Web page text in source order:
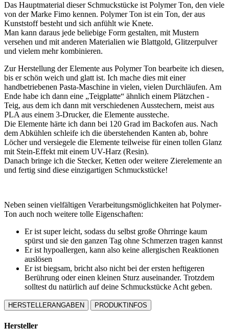
Das Hauptmaterial dieser Schmuckstücke ist Polymer Ton, den viele
von der Marke Fimo kennen. Polymer Ton ist ein Ton, der aus
Kunststoff besteht und sich anfühlt wie Knete.
Man kann daraus jede beliebige Form gestalten, mit Mustern
versehen und mit anderen Materialien wie Blattgold, Glitzerpulver
und vielem mehr kombinieren.
Zur Herstellung der Elemente aus Polymer Ton bearbeite ich diesen,
bis er schön weich und glatt ist. Ich mache dies mit einer
handbetriebenen Pasta-Maschine in vielen, vielen Durchläufen. Am
Ende habe ich dann eine „Teigplatte“ ähnlich einem Plätzchen -
Teig, aus dem ich dann mit verschiedenen Ausstechern, meist aus
PLA aus einem 3-Drucker, die Elemente aussteche.
Die Elemente härte ich dann bei 120 Grad im Backofen aus. Nach
dem Abkühlen schleife ich die überstehenden Kanten ab, bohre
Löcher und versiegele die Elemente teilweise für einen tollen Glanz
mit Stein-Effekt mit einem UV-Harz (Resin).
Danach bringe ich die Stecker, Ketten oder weitere Zierelemente an
und fertig sind diese einzigartigen Schmuckstücke!
Neben seinen vielfältigen Verarbeitungsmöglichkeiten hat Polymer-
Ton auch noch weitere tolle Eigenschaften:
Er ist super leicht, sodass du selbst große Ohrringe kaum
spürst und sie den ganzen Tag ohne Schmerzen tragen kannst
Er ist hypoallergen, kann also keine allergischen Reaktionen
auslösen
Er ist biegsam, bricht also nicht bei der ersten heftigeren
Berührung oder einen kleinen Sturz auseinander. Trotzdem
solltest du natürlich auf deine Schmuckstücke Acht geben.
HERSTELLERANGABEN PRODUKTINFOS
Hersteller